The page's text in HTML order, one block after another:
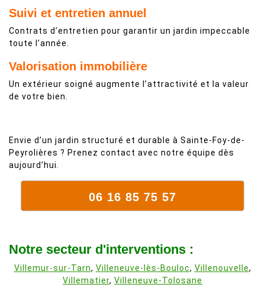
Suivi et entretien annuel
Contrats d’entretien pour garantir un jardin impeccable
toute l’année.
Valorisation immobilière
Un extérieur soigné augmente l’attractivité et la valeur
de votre bien.
Envie d’un jardin structuré et durable à Sainte-Foy-de-
Peyrolières ? Prenez contact avec notre équipe dès
aujourd’hui.
06 16 85 75 57
Notre secteur d'interventions :
Villemur-sur-Tarn, Villeneuve-lès-Bouloc, Villenouvelle,
Villematier, Villeneuve-Tolosane